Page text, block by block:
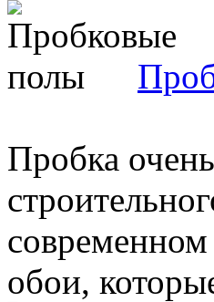
Пробка
обои,